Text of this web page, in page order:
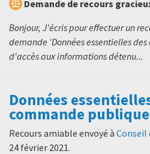
Demande de recours
Bonjour, J'écris pour effectuer un
demande 'Données essentielles
d'accès aux informations détenu...
Données
commande publique
Recours amiable envoyé à
24 février 2021.